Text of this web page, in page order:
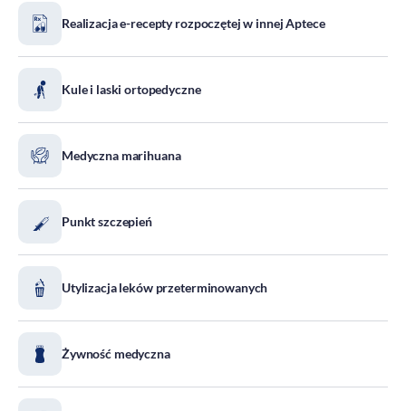
Środowisko
Społeczeństwo
Standardy Ochrony Małoletnich
Tradycja aptekarstwa
Kodeks Etyki
Do pobrania
Dla akcjonariuszy
Realizacja e-recepty rozpoczętej w innej Aptece
Kule i laski ortopedyczne
Medyczna marihuana
Punkt szczepień
Utylizacja leków przeterminowanych
Żywność medyczna